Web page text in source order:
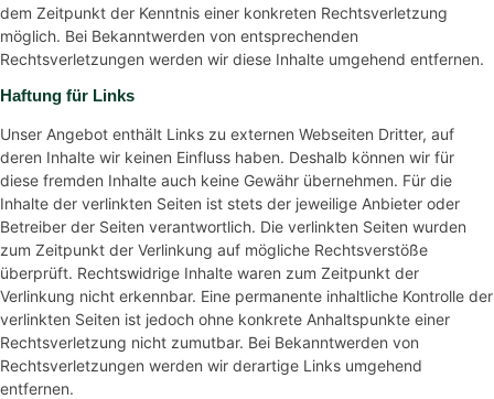
dem Zeitpunkt der Kenntnis einer konkreten Rechtsverletzung
möglich. Bei Bekanntwerden von entsprechenden
Rechtsverletzungen werden wir diese Inhalte umgehend entfernen.
Haftung für Links
Unser Angebot enthält Links zu externen Webseiten Dritter, auf
deren Inhalte wir keinen Einfluss haben. Deshalb können wir für
diese fremden Inhalte auch keine Gewähr übernehmen. Für die
Inhalte der verlinkten Seiten ist stets der jeweilige Anbieter oder
Betreiber der Seiten verantwortlich. Die verlinkten Seiten wurden
zum Zeitpunkt der Verlinkung auf mögliche Rechtsverstöße
überprüft. Rechtswidrige Inhalte waren zum Zeitpunkt der
Verlinkung nicht erkennbar. Eine permanente inhaltliche Kontrolle der
verlinkten Seiten ist jedoch ohne konkrete Anhaltspunkte einer
Rechtsverletzung nicht zumutbar. Bei Bekanntwerden von
Rechtsverletzungen werden wir derartige Links umgehend
entfernen.